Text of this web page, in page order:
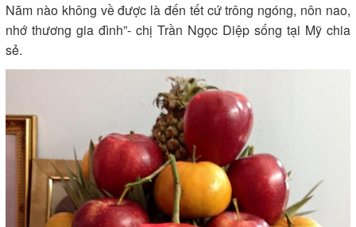
Năm nào không về được là đến tết cứ trông ngóng, nôn nao,
nhớ thương gia đình”- chị Trần Ngọc Diệp sống tại Mỹ chia
sẻ.